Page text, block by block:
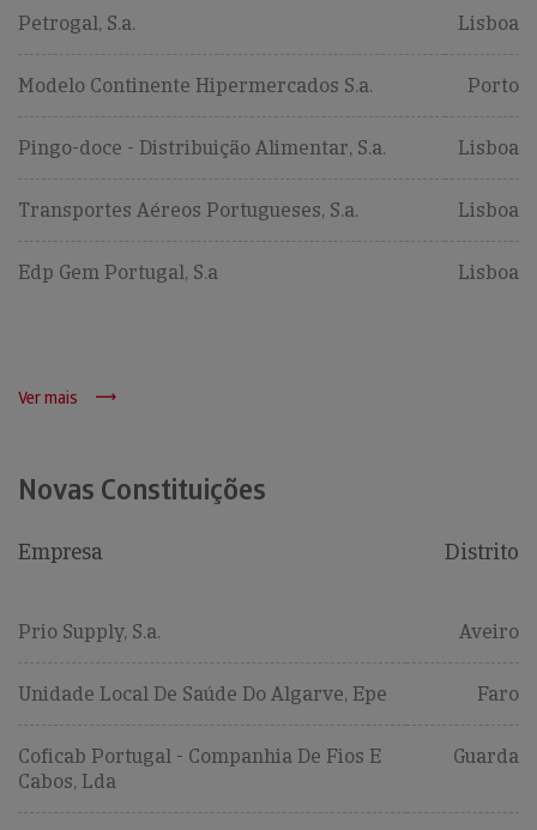
Petrogal, S.a. Lisboa
Modelo Continente Hipermercados S.a. Porto
Pingo-doce - Distribuição Alimentar, S.a. Lisboa
Transportes Aéreos Portugueses, S.a. Lisboa
Edp Gem Portugal, S.a Lisboa
Ver mais
Novas Constituições
Empresa Distrito
Prio Supply, S.a. Aveiro
Unidade Local De Saúde Do Algarve, Epe Faro
Coficab Portugal - Companhia De Fios E
Cabos, Lda
Guarda